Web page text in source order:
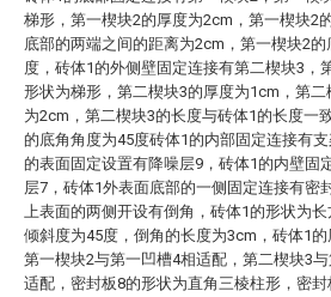
梯形，第一楔块2的厚度为2cm，第一楔块2
底部的两端之间的距离为2cm，第一楔块2的
度，砖体1的外侧壁固定连接有第二楔块3，
形状为梯形，第二楔块3的厚度为1cm，第二
为2cm，第二楔块3的长度与砖体1的长度一
的底角角度为45度砖体1的内部固定连接有
的表面固定设置有降噪层9，砖体1的内壁固
层7，砖体1外表面底部的一侧固定连接有密
上表面的两侧开设有倒角，砖体1的形状为
倾斜度为45度，倒角的长度为3cm，砖体1的
第一楔块2与第一凹槽4相适配，第二楔块3
适配，密封板8的形状为直角三棱柱形，密封